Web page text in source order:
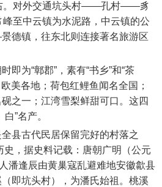
。对外交通坑头村——孔村——豸
至中云镇为水泥路，中云镇的公
德镇，往东北则连接著名旅游区
为“鄣郡”，素有“书乡”和“茶
美各地；荷包红鲤鱼闻名全国；
之一；江湾雪梨鲜甜可口。这四
”名产。
古代民居保留完好的村落之
，据史料记载：唐朝广明（公元
潘逢辰由黄巢寇乱避难地安徽歙县
即坑头村），为潘氏始祖。桃溪